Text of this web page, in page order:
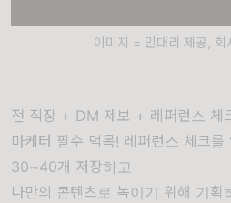
이미지 = 민대리 제공, 회
전 직장 + DM 제보 + 레퍼런스 체
마케터 필수 덕목! 레퍼런스 체크
30~40개 저장하고
나만의 콘텐츠로 녹이기 위해 기획